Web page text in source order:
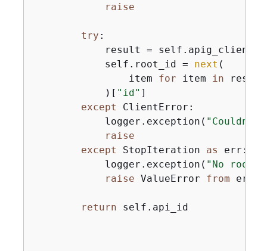
raise
try :
result =
            self.root_id =
next (
                item
for item in
            )[
"id" ]
except ClientError:
            logger.exception(
"Couldn't
raise
except StopIteration as err:
            logger.exception(
"No root
raise ValueError from err
return self.api_id